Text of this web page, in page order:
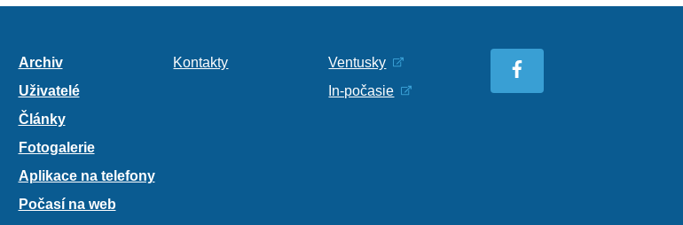
Archiv
Uživatelé
Články
Fotogalerie
Aplikace na telefony
Počasí na web
Kontakty
Ventusky
In-počasie